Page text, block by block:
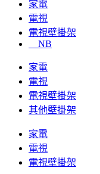
家電
電視
電視壁掛架
NB
家電
電視
電視壁掛架
其他壁掛架
家電
電視
電視壁掛架